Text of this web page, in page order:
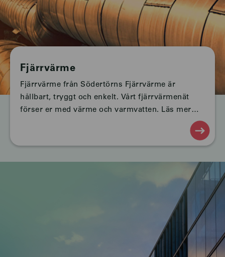
Fjärrvärme
Fjärrvärme från Södertörns Fjärrvärme är
hållbart, tryggt och enkelt. Vårt fjärrvärmenät
förser er med värme och varmvatten. Läs mer